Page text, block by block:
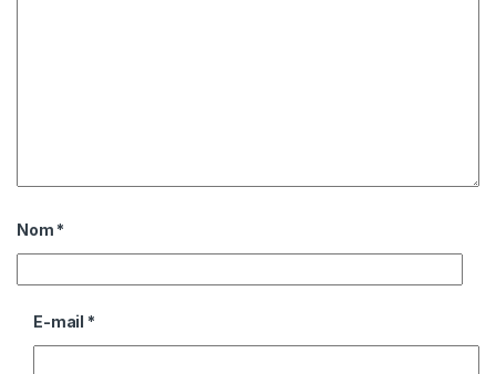
Nom *
E-mail *